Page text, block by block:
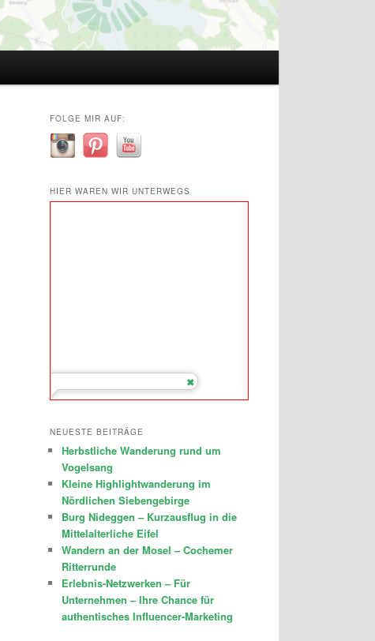
FOLGE MIR AUF:
HIER WAREN WIR UNTERWEGS
NEUESTE BEITRÄGE
Herbstliche Wanderung rund um
Vogelsang
Kleine Highlightwanderung im
Nördlichen Siebengebirge
Burg Nideggen – Kurzausflug in die
Mittelalterliche Eifel
Wandern an der Mosel – Cochemer
Ritterrunde
Erlebnis-Netzwerken – Für
Unternehmen – Ihre Chance für
authentisches Influencer-Marketing